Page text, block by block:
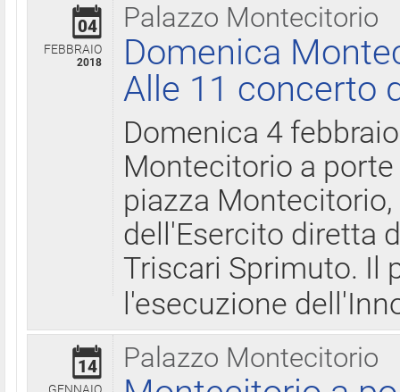
Palazzo Montecitorio
04
FEBBRAIO
2018
Domenica
Alle 11 concerto
Domenica 4
Montecitorio a
piazza
dell'Esercito diretta
Triscari Sprimuto. Il
l'esecuzione
Palazzo Montecitorio
14